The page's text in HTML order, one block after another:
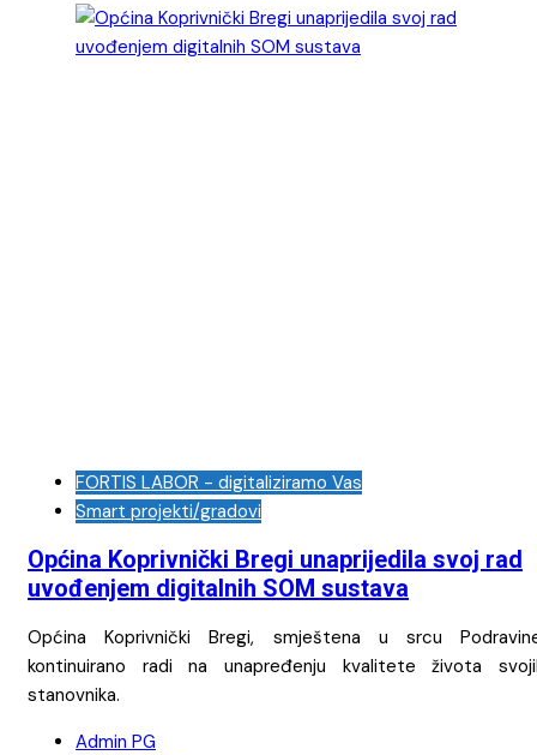
FORTIS LABOR - digitaliziramo Vas
Smart projekti/gradovi
Općina Koprivnički Bregi unaprijedila svoj rad
uvođenjem digitalnih SOM sustava
Općina Koprivnički Bregi, smještena u srcu
kontinuirano radi na unapređenju kvalitete života
stanovnika.
Admin PG